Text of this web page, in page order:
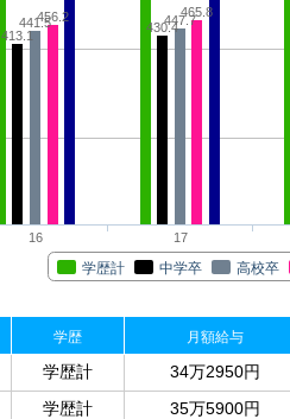
413.1
430.4
441.5 447.7
456.2 465.8
学歴計 中学卒 高校卒
16 17
学歴 月額給与
学歴計 34万2950円
学歴計 35万5900円